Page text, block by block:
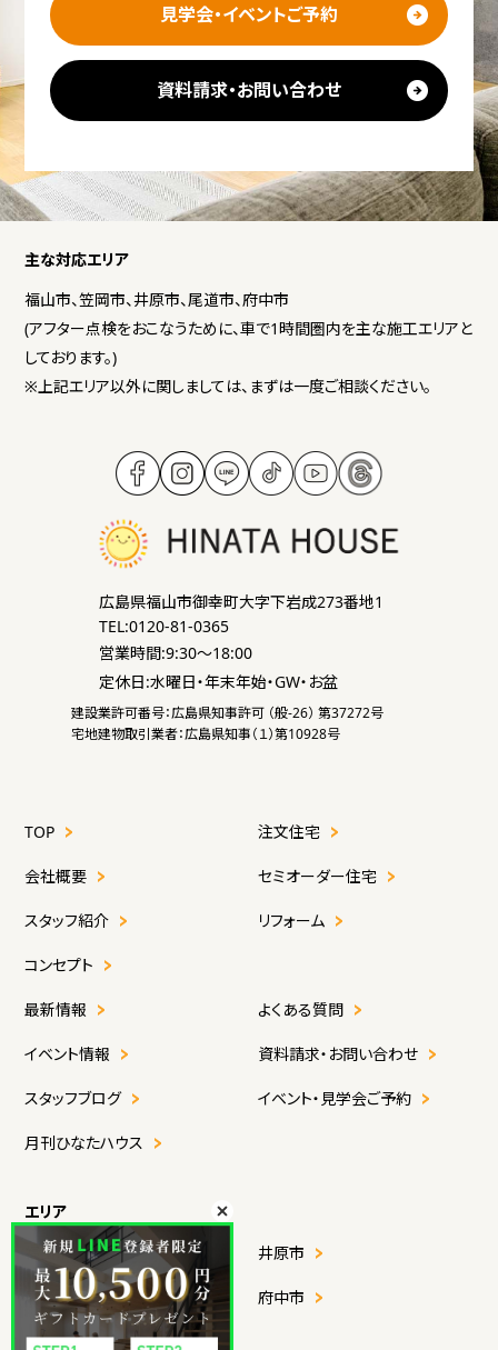
見学会・イベントご予約
資料請求・お問い合わせ
主な対応エリア
福山市、笠岡市、井原市、尾道市、府中市
(アフター点検をおこなうために、車で1時間圏内を主な施工エリアと
しております。)
※上記エリア以外に関しましては、まずは一度ご相談ください。
広島県福山市御幸町大字下岩成273番地1
TEL:0120-81-0365
営業時間:9:30～18:00
定休日:水曜日・年末年始・GW・お盆
建設業許可番号：広島県知事許可 （般-26） 第37272号
宅地建物取引業者：広島県知事（１）第10928号
TOP
会社概要
スタッフ紹介
コンセプト
注文住宅
セミオーダー住宅
リフォーム
最新情報
イベント情報
スタッフブログ
月刊ひなたハウス
よくある質問
資料請求・お問い合わせ
イベント・見学会ご予約
エリア
福山市
井原市
尾道市 府中市